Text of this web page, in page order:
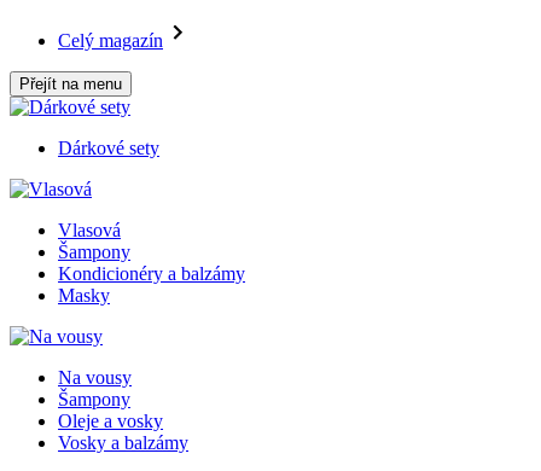
Celý magazín
Přejít na menu
Dárkové sety
Vlasová
Šampony
Kondicionéry a balzámy
Masky
Na vousy
Šampony
Oleje a vosky
Vosky a balzámy